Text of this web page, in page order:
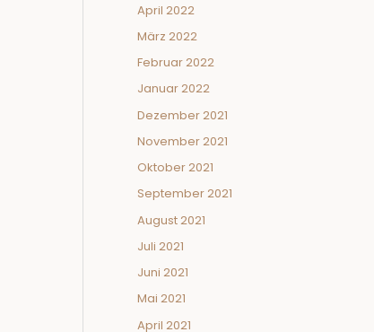
April 2022
März 2022
Februar 2022
Januar 2022
Dezember 2021
November 2021
Oktober 2021
September 2021
August 2021
Juli 2021
Juni 2021
Mai 2021
April 2021